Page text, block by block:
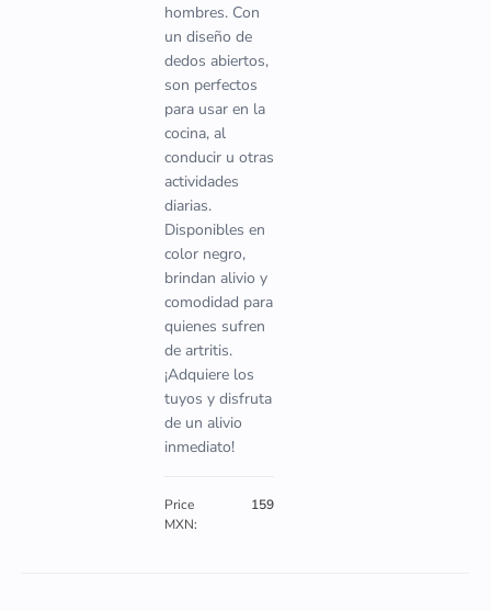
hombres. Con
un diseño de
dedos abiertos,
son perfectos
para usar en la
cocina, al
conducir u otras
actividades
diarias.
Disponibles en
color negro,
brindan alivio y
comodidad para
quienes sufren
de artritis.
¡Adquiere los
tuyos y disfruta
de un alivio
inmediato!
Price
MXN:
159